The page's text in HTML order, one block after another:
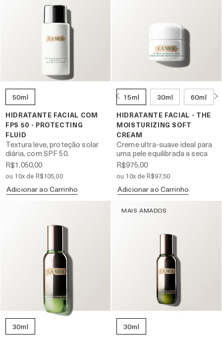
50ml
HIDRATANTE FACIAL COM
FPS 50 - PROTECTING
FLUID
Textura leve, proteção solar
diária, com SPF 50.
R$1.050,00
ou 10x de R$105,00
Adicionar ao Carrinho
15ml 30ml 60ml
HIDRATANTE FACIAL - THE
MOISTURIZING SOFT
CREAM
Creme ultra-suave ideal para
uma pele equilibrada a seca
R$975,00
ou 10x de R$97,50
Adicionar ao Carrinho
30ml
MAIS AMADOS
30ml